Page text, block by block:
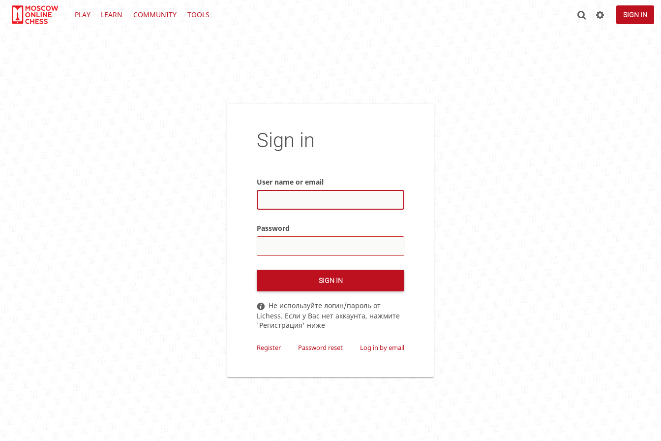
PLAY LEARN COMMUNITY TOOLS SIGN IN
Sign in
User name or email
Password
SIGN IN
Не используйте логин/пароль от
Lichess. Если у Вас нет аккаунта, нажмите
'Регистрация' ниже
Register Password reset Log in by email